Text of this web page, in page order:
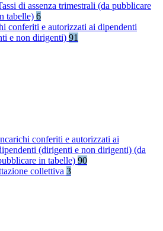
di assenza trimestrali (da pubblicare
tabelle) 6
conferiti e autorizzati ai dipendenti
e non dirigenti) 91
conferiti e autorizzati ai
(dirigenti e non dirigenti) (da
in tabelle) 90
collettiva 3